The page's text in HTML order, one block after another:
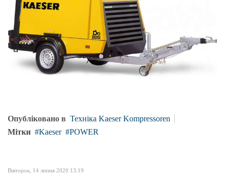
Опубліковано в Техніка Kaeser Kompressoren
Мітки
Kaeser POWER
Вівторок, 14 липня 2020 13:19